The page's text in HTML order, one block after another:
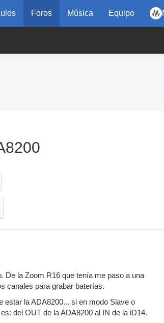
Foros Música Equipo
De la Zoom R16 que tenía me paso a una
canales para grabar baterías.
estar la ADA8200... si en modo Slave o
del OUT de la ADA8200 al IN de la iD14.